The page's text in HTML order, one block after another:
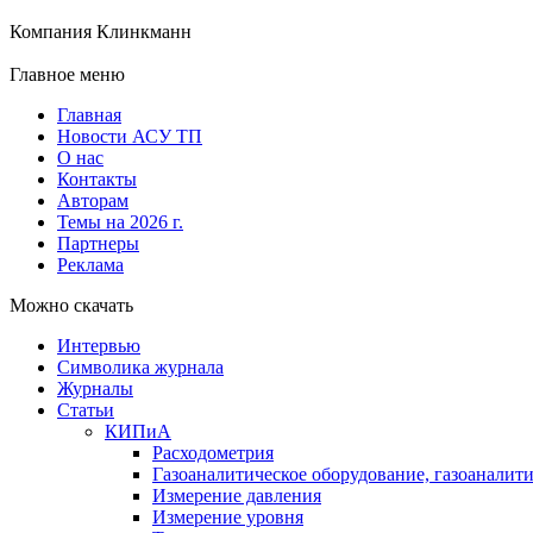
Компания Клинкманн
Главное меню
Главная
Новости АСУ ТП
О нас
Контакты
Авторам
Темы на 2026 г.
Партнеры
Реклама
Можно скачать
Интервью
Символика журнала
Журналы
Статьи
КИПиА
Расходометрия
Газоаналитическое оборудование,
Измерение давления
Измерение уровня